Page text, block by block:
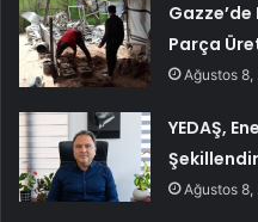
Parça
Ağustos 8,
YEDAŞ,
Ağustos 8,